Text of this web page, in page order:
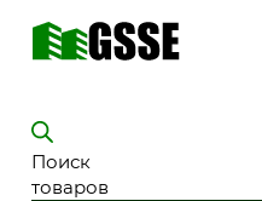
Поиск
товаров